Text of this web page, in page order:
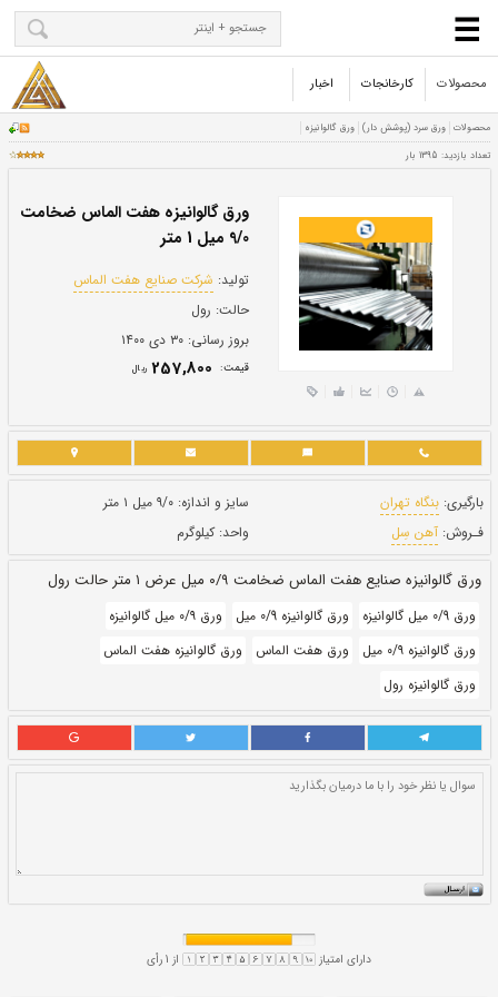
محصولات کارخانجات اخبار
ورق گالوانیزه هفت الماس ضخامت
9/0 میل 1 متر
تولید:شرکت صنایع هفت الماس
حالت:
بروز رسانی:
قيمت: 257,800ريال
واحد:کیلوگرم